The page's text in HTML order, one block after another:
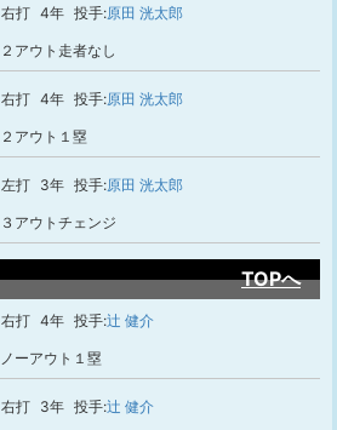
右打 4年 投手:原田 洸太郎
２アウト走者なし
右打 4年 投手:原田 洸太郎
２アウト１塁
左打 3年 投手:原田 洸太郎
３アウトチェンジ
TOPへ
右打 4年 投手:辻 健介
ノーアウト１塁
右打 3年 投手:辻 健介